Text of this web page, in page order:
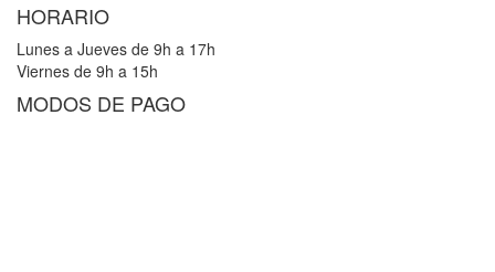
HORARIO
Lunes a Jueves de 9h a 17h
Viernes de 9h a 15h
MODOS DE PAGO